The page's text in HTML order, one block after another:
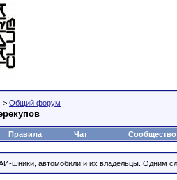
> Общий форум
Правила Чат Сообщество
шники, автомобили и их владельцы. Одним